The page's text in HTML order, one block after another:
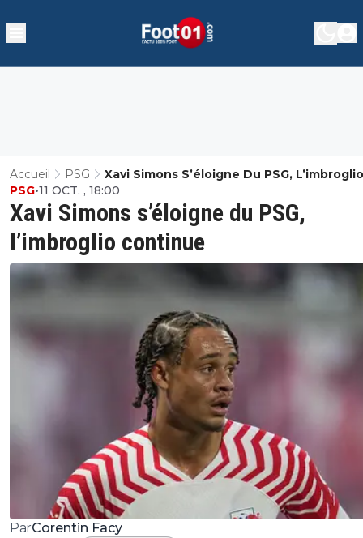
Accueil PSG
Xavi Simons S’éloigne Du PSG, L’imbroglio
Continue
Xavi Simons s’éloigne du PSG,
l’imbroglio continue
PSG•11 OCT. , 18:00
ParCorentin Facy